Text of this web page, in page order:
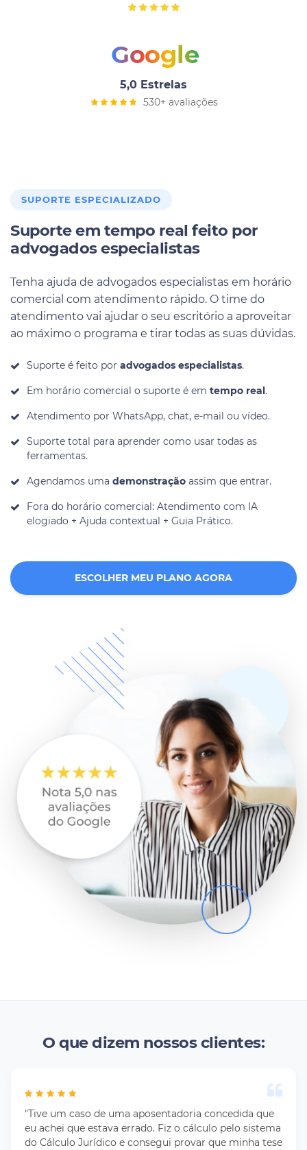
Google
5,0 Estrelas
530+ avaliações
SUPORTE ESPECIALIZADO
Suporte em tempo real feito por
advogados especialistas
Tenha ajuda de advogados especialistas em horário
comercial com atendimento rápido. O time do
atendimento vai ajudar o seu escritório a aproveitar
ao máximo o programa e tirar todas as suas dúvidas.
Suporte é feito por advogados especialistas.
Em horário comercial o suporte é em tempo real.
Atendimento por WhatsApp, chat, e-mail ou vídeo.
Suporte total para aprender como usar todas as
ferramentas.
Agendamos uma demonstração assim que entrar.
Fora do horário comercial: Atendimento com IA
elogiado + Ajuda contextual + Guia Prático.
ESCOLHER MEU PLANO AGORA
O que dizem nossos clientes:
"Tive um caso de uma aposentadoria concedida que
eu achei que estava errado. Fiz o cálculo pelo sistema
do Cálculo Jurídico e consegui provar que minha tese